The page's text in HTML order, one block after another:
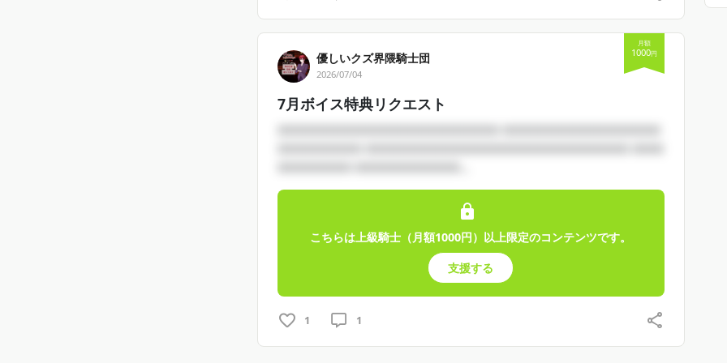
優しいクズ界隈騎士団
2026/07/04
月額
1000円
7月ボイス特典リクエスト
こちらは上級騎士（月額1000円）以上限定のコンテンツです。
支援する
1 1